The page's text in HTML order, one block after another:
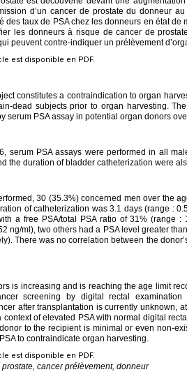
d’un cancer de prostate du donneur
des taux de PSA chez les donneurs en état
les donneurs à risque de cancer de
peuvent contre-indiquer un prélèvement
est disponible en PDF.
constitutes a contraindication to organ
dead subjects prior to organ harvesting.
serum PSA assay in potential organ donors
serum PSA assays were performed in all
the duration of bladder catheterization were
30 (35.3%) concerned men over the
of catheterization was 3.1 days (range :
a free PSA/total PSA ratio of 31% (range :
ng/ml), two others had a PSA level greater
There was no correlation between the
is increasing and is reaching the age limit
screening by digital rectal
after transplantation is currently unknown,
of elevated PSA with normal digital
to the recipient is minimal or even non-
to contraindicate organ harvesting.
est disponible en PDF.
cancer prélèvement, donneur